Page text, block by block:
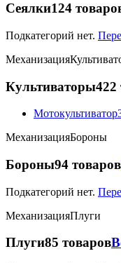
Сеялки124
Подкатегорий нет.
Механизация
Культиваторы422
Мотокультиватор
МеханизацияБороны
Бороны94 товаров
Подкатегорий нет.
МеханизацияПлуги
Плуги85 товаров